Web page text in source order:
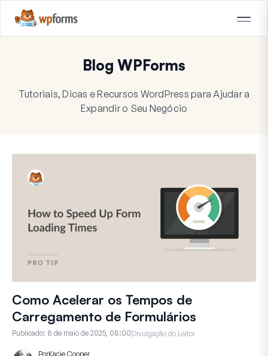
Blog WPForms
Tutoriais, Dicas e Recursos WordPress para Ajudar a
Expandir o Seu Negócio
Como Acelerar os Tempos de
Carregamento de Formulários
Publicado: 8 de maio de 2025, 08:00 Divulgação do Leitor
PorKacie Cooper